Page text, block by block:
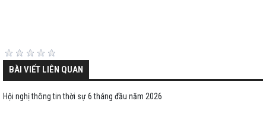
BÀI VIẾT LIÊN QUAN
Hội nghị thông tin thời sự 6 tháng đầu năm 2026